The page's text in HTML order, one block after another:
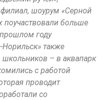
шоурум «Серной
поучаствовали больше
году
также
– в аквапарк
с работой
проводит
со